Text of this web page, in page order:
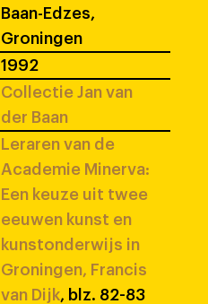
Baan-Edzes,
Groningen
1992
Collectie Jan van
der Baan
Leraren van de
Academie Minerva:
Een keuze uit twee
eeuwen kunst en
kunstonderwijs in
Groningen, Francis
van Dijk, blz. 82-83